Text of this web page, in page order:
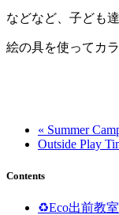
などなど、子ども
絵の具を使ってカ
« Summer
Outside Play
Contents
♻️Eco出前教